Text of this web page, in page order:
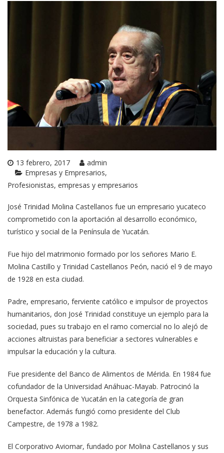
13 febrero, 2017
admin
Empresas y Empresarios
Profesionistas, empresas y empresarios
José Trinidad Molina Castellanos fue un empresario yucateco
comprometido con la aportación al desarrollo económico,
turístico y social de la Península de Yucatán.
Fue hijo del matrimonio formado por los señores Mario E.
Molina Castillo y Trinidad Castellanos Peón, nació el 9 de mayo
de 1928 en esta ciudad.
Padre, empresario, ferviente católico e impulsor de proyectos
humanitarios, don José Trinidad constituye un ejemplo para la
sociedad, pues su trabajo en el ramo comercial no lo alejó de
acciones altruistas para beneficiar a sectores vulnerables e
impulsar la educación y la cultura.
Fue presidente del Banco de Alimentos de Mérida. En 1984 fue
cofundador de la Universidad Anáhuac-Mayab. Patrocinó la
Orquesta Sinfónica de Yucatán en la categoría de gran
benefactor. Además fungió como presidente del Club
Campestre, de 1978 a 1982.
El Corporativo Aviomar, fundado por Molina Castellanos y sus